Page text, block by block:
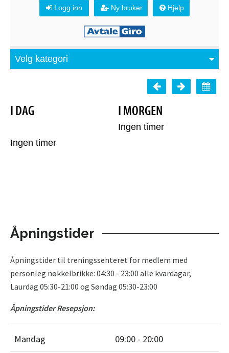
Åpningstider
Åpningstider til treningssenteret for medlem med
personleg nøkkelbrikke: 04:30 - 23:00 alle kvardagar,
Laurdag 05:30-21:00 og Søndag 05:30-23:00
Åpningstider Resepsjon:
Mandag 09:00 - 20:00